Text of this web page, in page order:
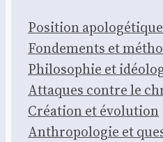
Posi­tion apo­lo­gé­tique
Fon­de­ments et
Phi­lo­so­phie et
Attaques contre le
Créa­tion et évo­lu­tion
Anthro­po­lo­gie et